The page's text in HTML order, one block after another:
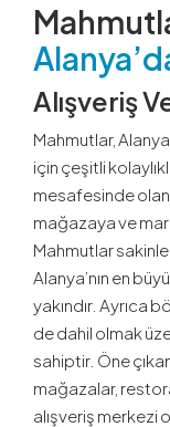
Alışveriş
Mahmutlar,
için çeşitli
mesafesinde
mağazaya ve
Mahmutlar
Alanya’nın en
yakındır. Ayrıca
de dahil olmak
sahiptir. Öne
mağazalar,
alışveriş merkezi